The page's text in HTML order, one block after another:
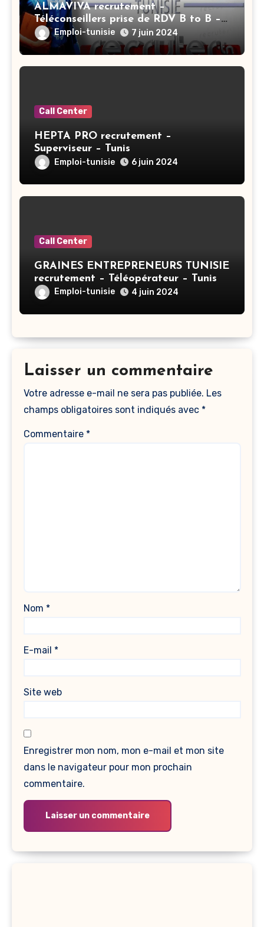
ALMAVIVA recrutement –
Téléconseillers prise de RDV B to B –
ArianaEmploi-tunisie 7 juin 2024
Call Center
HEPTA PRO recrutement –
Superviseur – Tunis
Emploi-tunisie 6 juin 2024
Call Center
GRAINES ENTREPRENEURS TUNISIE
recrutement – Téléopérateur – Tunis
Emploi-tunisie 4 juin 2024
Laisser un commentaire
Votre adresse e-mail ne sera pas publiée. Les
champs obligatoires sont indiqués avec *
Commentaire *
Nom *
E-mail *
Site web
Enregistrer mon nom, mon e-mail et mon site
dans le navigateur pour mon prochain
commentaire.